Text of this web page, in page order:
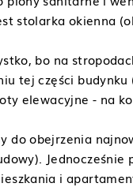
stolarka okienna
bo na
tej części
elewacyjne - na
do obejrzenia
i